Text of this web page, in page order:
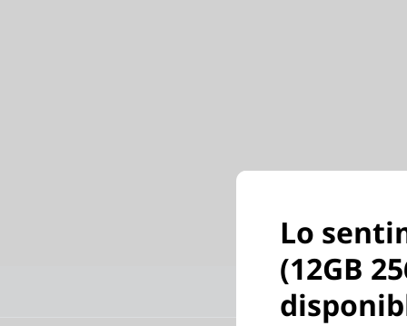
Características
Lo
(12GB